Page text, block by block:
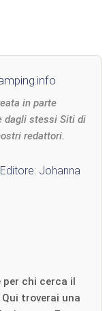
in parte
dagli stessi Siti di
redattori.
Editore: Johanna
chi cerca il
troverai una